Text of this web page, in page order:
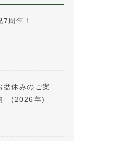
7周年！
盆休みのご案
(2026年)